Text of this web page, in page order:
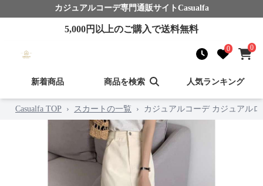
カジュアルコーデ専門通販サイト Casualfa
5,000円以上のご購入で送料無料
0 0
新着商品 商品を検索 人気ランキング
Casualfa TOP › スカートの一覧 › カジュアルコーデ カジュアル